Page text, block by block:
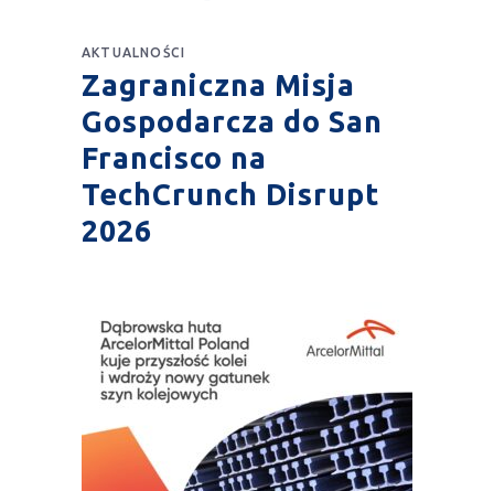
AKTUALNOŚCI
Zagraniczna Misja
Gospodarcza do San
Francisco na
TechCrunch Disrupt
2026